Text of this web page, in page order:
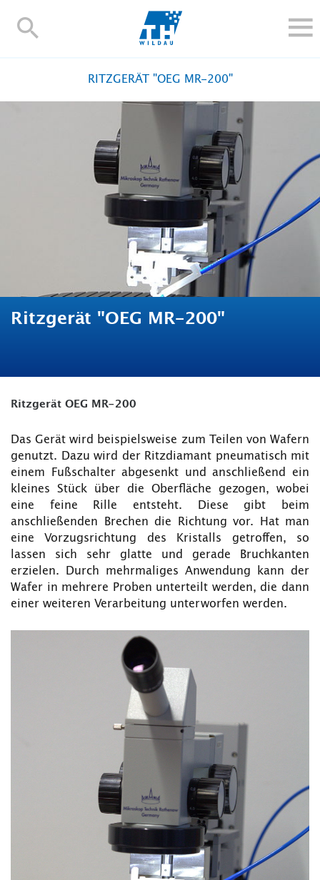
TH-
STUDIEREN UND WEITERBILDEN
HOCHSCHULE
INTERNATIONAL
Kontakt und Anfahrt Webmail Moodle
Personensuche English
RITZGERÄT "OEG MR-200"
Ritzgerät "OEG MR-200"
Ritzgerät OEG MR-200
Das Gerät wird beispielsweise zum Teilen von Wafern
genutzt. Dazu wird der Ritzdiamant pneumatisch mit
einem Fußschalter abgesenkt und anschließend ein
kleines Stück über die Oberfläche gezogen, wobei
eine feine Rille entsteht. Diese gibt beim
anschließenden Brechen die Richtung vor. Hat man
eine Vorzugsrichtung des Kristalls getroffen, so
lassen sich sehr glatte und gerade Bruchkanten
erzielen. Durch mehrmaliges Anwendung kann der
Wafer in mehrere Proben unterteilt werden, die dann
einer weiteren Verarbeitung unterworfen werden.